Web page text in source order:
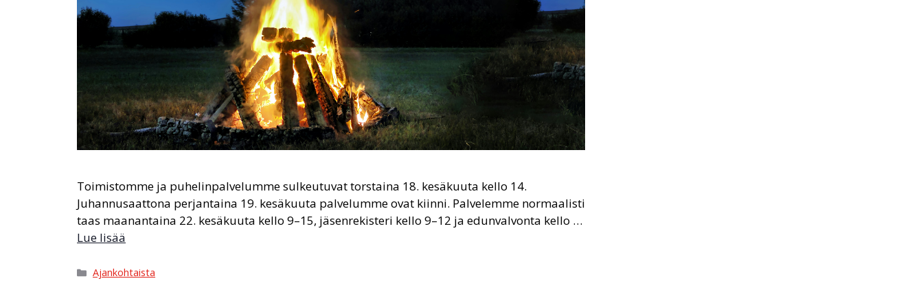
Toimistomme ja puhelinpalvelumme sulkeutuvat torstaina 18. kesäkuuta kello 14.
Juhannusaattona perjantaina 19. kesäkuuta palvelumme ovat kiinni. Palvelemme normaalisti
taas maanantaina 22. kesäkuuta kello 9–15, jäsenrekisteri kello 9–12 ja edunvalvonta kello …
Lue lisää
Ajankohtaista